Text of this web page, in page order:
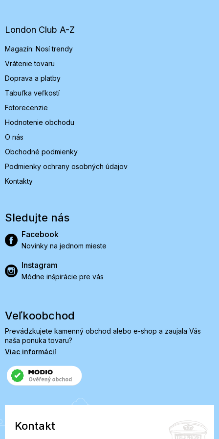
e
London Club A-Z
Magazín: Nosí trendy
Vrátenie tovaru
Doprava a platby
Tabuľka veľkostí
Fotorecenzie
Hodnotenie obchodu
O nás
Obchodné podmienky
Podmienky ochrany osobných údajov
Kontakty
Sledujte nás
Facebook
Novinky na jednom mieste
Instagram
Módne inšpirácie pre vás
Veľkoobchod
Prevádzkujete kamenný obchod alebo e-shop a zaujala Vás
naša ponuka tovaru?
Viac informácií
Kontakt